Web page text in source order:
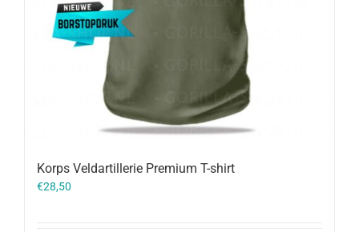
Korps Veldartillerie Premium T-shirt
€28,50